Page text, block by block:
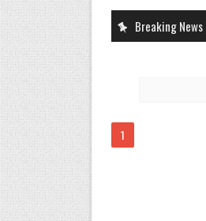
Breaking News
1